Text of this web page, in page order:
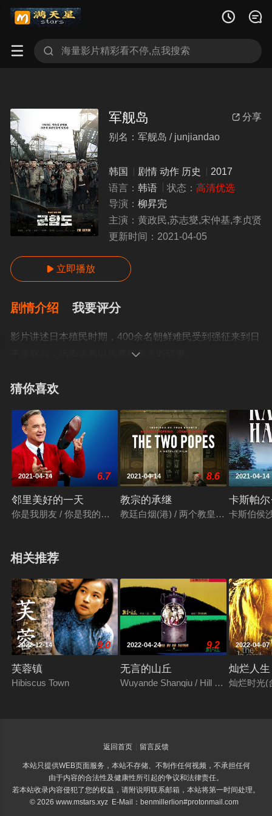
 
 
 分享
军舰岛
别名：军舰岛 / junjiandao
韩国 剧情 动作 历史
2017
语言： 韩语 状态： 高清优选
导演： 柳昇完
主演： 黄政民,苏志燮,宋仲基,李贞贤
更新时间： 2021-04-05
 立即播放
剧情介绍 我要评分
影片讲述日本殖民时期，400余名朝鲜难民受到强征来到日
本军舰岛，试图逃离以免遭到杀害的故事。

猜你喜欢
2021-04-14 6.7
邻里美好的一天
你是我朋友 / 你是我的朋友 / You Are My Friend / I'm Proud of
2021-04-14 8.6
教宗的承继
教廷白烟(港) / 两个教皇 / 两代教皇 /
2021-04-14
卡斯帕
卡斯伯侯
相关推荐
2022-12-14 9.0
芙蓉镇
Hibiscus Town
2022-04-24 9.2
无言的山丘
Wuyande Shanqiu / Hill of No Return
2022-04-07
灿烂人生
灿烂时光(
返回首页 留言反馈
本站只提供WEB页面服务，本站不存储、不制作任何视频，不承担任何
由于内容的合法性及健康性所引起的争议和法律责任。
若本站收录内容侵犯了您的权益，请附说明联系邮箱，本站将第一时间处理。
© 2026 www.mstars.xyz E-Mail：benmillerlion#protonmail.com